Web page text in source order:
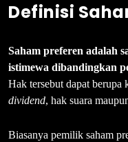
Definisi
Saham preferen adalah
istimewa dibandingkan
Hak tersebut dapat berupa
dividend, hak suara
Biasanya pemilik saham